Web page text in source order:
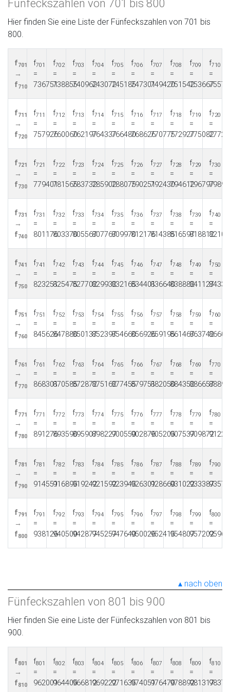
Fünfeckszahlen von 701 bis 800
Hier finden Sie eine Liste der Fünfeckszahlen von 701 bis
800.
f701
→
f710
f701
=
736751
f702
=
738855
f703
=
740962
f704
=
743072
f705
=
745185
f706
=
747301
f707
=
749420
f708
=
751542
f709
=
753667
f710
=
f711
→
f720
f711
=
757926
f712
=
760060
f713
=
762197
f714
=
764337
f715
=
766480
f716
=
768626
f717
=
770775
f718
=
772927
f719
=
775082
f720
=
f721
→
f730
f721
=
779401
f722
=
781565
f723
=
783732
f724
=
785902
f725
=
788075
f726
=
790251
f727
=
792430
f728
=
794612
f729
=
796797
f730
=
f731
→
f740
f731
=
801176
f732
=
803370
f733
=
805567
f734
=
807767
f735
=
809970
f736
=
812176
f737
=
814385
f738
=
816597
f739
=
818812
f740
=
f741
→
f750
f741
=
823251
f742
=
825475
f743
=
827702
f744
=
829932
f745
=
832165
f746
=
834401
f747
=
836640
f748
=
838882
f749
=
841127
f750
=
f751
→
f760
f751
=
845626
f752
=
847880
f753
=
850137
f754
=
852397
f755
=
854660
f756
=
856926
f757
=
859195
f758
=
861467
f759
=
863742
f760
=
f761
→
f770
f761
=
868301
f762
=
870585
f763
=
872872
f764
=
875162
f765
=
877455
f766
=
879751
f767
=
882050
f768
=
884352
f769
=
886657
f770
=
f771
→
f780
f771
=
891276
f772
=
893590
f773
=
895907
f774
=
898227
f775
=
900550
f776
=
902876
f777
=
905205
f778
=
907537
f779
=
909872
f780
=
f781
→
f790
f781
=
914551
f782
=
916895
f783
=
919242
f784
=
921592
f785
=
923945
f786
=
926301
f787
=
928660
f788
=
931022
f789
=
933387
f790
=
f791
→
f800
f791
=
938126
f792
=
940500
f793
=
942877
f794
=
945257
f795
=
947640
f796
=
950026
f797
=
952415
f798
=
954807
f799
=
957202
f800
=
nach oben
Fünfeckszahlen von 801 bis 900
Hier finden Sie eine Liste der Fünfeckszahlen von 801 bis
900.
f801
→
f810
f801
=
962001
f802
=
964405
f803
=
966812
f804
=
969222
f805
=
971635
f806
=
974051
f807
=
976470
f808
=
978892
f809
=
981317
f810
=